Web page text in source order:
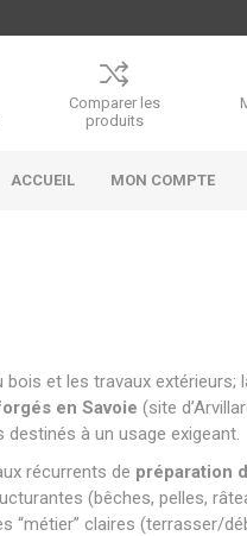
Comparer les
produits
ACCUEIL MON COMPTE
bois et les travaux extérieurs;
en Savoie (site
à un usage exigeant.
récurrents de préparation
(bêches, pelles,
“métier” claires (terrasser/